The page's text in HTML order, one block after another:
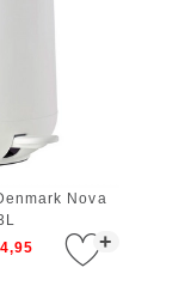
+
Nova